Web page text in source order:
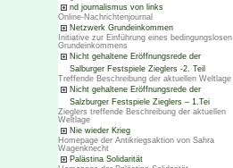
nd journalismus von links
Online-Nachrichtenjournal
Netzwerk Grundeinkommen
Initiative zur Einführung eines bedingungslosen
Grundeinkommens
Nicht gehaltene Eröffnungsrede der
Salburger Festspiele Zieglers -2. Teil
Treffende Beschreibung der aktuellen Weltlage
Nicht gehaltene Eröffnungsrede der
Salzburger Festspiele Zieglers – 1.Tei
Zieglers treffende Beschreibung der aktuellen
Weltlage
Nie wieder Krieg
Homepage der Antikriegsaktion von Sahra
Wagenknecht
Palästina Solidarität